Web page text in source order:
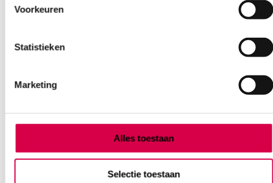
Voorkeuren
Statistieken
Marketing
Alles toestaan
Selectie toestaan
Spreekkamerbloeddrukmeter (set)